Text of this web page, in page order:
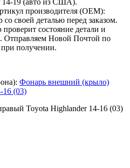
производителя (OEM):
своей деталью перед заказом.
состояние детали и
Отправляем Новой Почтой по
получении.
Фонарь внешний (крыло)
16 (03)
Toyota Highlander 14-16 (03)